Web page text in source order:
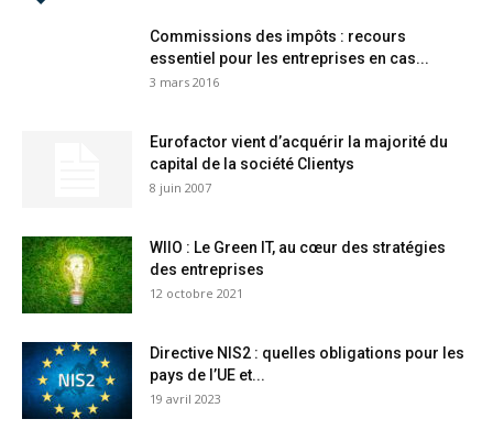
Commissions des impôts : recours
essentiel pour les entreprises en cas...
3 mars 2016
Eurofactor vient d’acquérir la majorité du
capital de la société Clientys
8 juin 2007
WIIO : Le Green IT, au cœur des stratégies
des entreprises
12 octobre 2021
Directive NIS2 : quelles obligations pour les
pays de l’UE et...
19 avril 2023